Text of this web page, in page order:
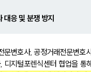
대응 및 분쟁 방지
문변호사, 공정거래전문변호
디지털포렌식센터 협업을 통